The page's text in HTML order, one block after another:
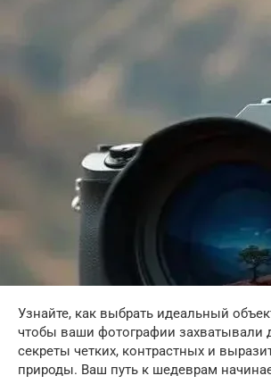
Узнайте, как выбрать идеальный
чтобы ваши фотографии захватывали
секреты четких, контрастных и
природы. Ваш путь к шедеврам